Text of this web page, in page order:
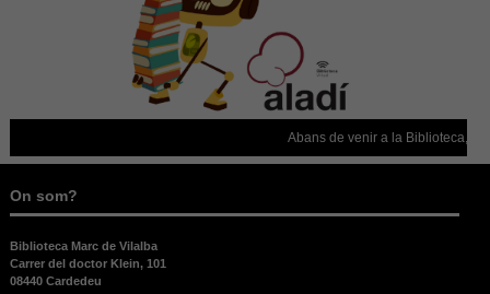
Abans de venir a la Biblioteca,
On som?
Biblioteca Marc de Vilalba
Carrer del doctor Klein, 101
08440 Cardedeu
cookies.
Experiència
Per tal que el
nostre lloc
possible